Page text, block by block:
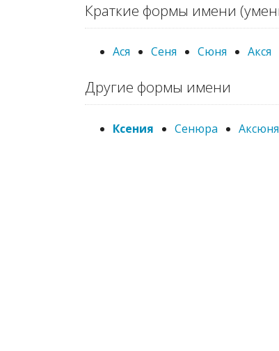
Краткие формы имени
Ася Сеня Сюня Акся
Другие формы имени
Ксения Сенюра Аксюня